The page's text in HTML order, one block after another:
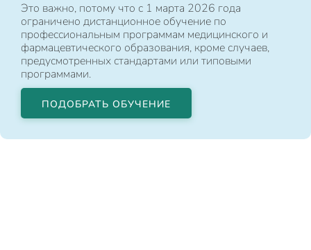
Это важно, потому что с 1 марта 2026 года
ограничено дистанционное обучение по
профессиональным программам медицинского и
фармацевтического образования, кроме случаев,
предусмотренных стандартами или типовыми
программами.
ПОДОБРАТЬ ОБУЧЕНИЕ